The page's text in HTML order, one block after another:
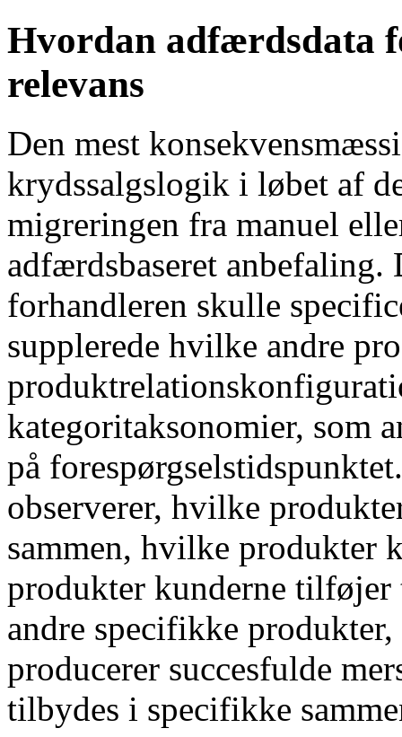
Hvordan adfærdsdata
relevans
Den mest
krydssalgslogik i løbet af
migreringen fra manuel
adfærdsbaseret
forhandleren skulle
supplerede hvilke andre
kategoritaksonomier, som
på
observerer, hvilke
sammen, hvilke produkter
produkter kunderne
andre specifikke
producerer succesfulde
tilbydes i specifikke